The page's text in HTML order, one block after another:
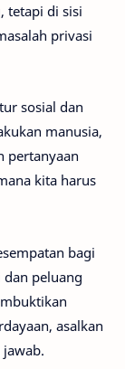
tetapi di sisi
privasi
sosial dan
manusia,
pertanyaan
kita harus
bagi
peluang
asalkan